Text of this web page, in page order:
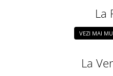
La
VEZI MAI
La